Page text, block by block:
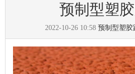
预制型塑
2022-10-26 10:58 预制型塑胶